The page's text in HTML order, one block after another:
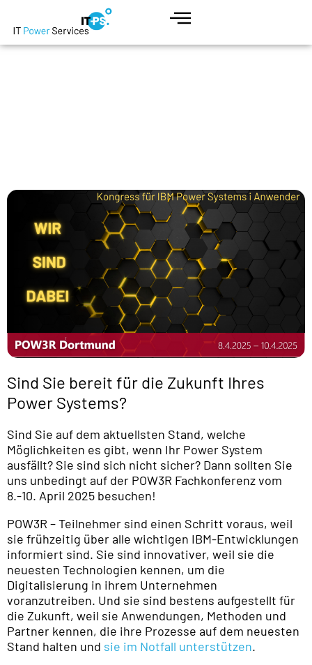
Sind Sie bereit für die Zukunft Ihres
Power Systems?
Sind Sie auf dem aktuellsten Stand, welche
Möglichkeiten es gibt, wenn Ihr Power System
ausfällt? Sie sind sich nicht sicher? Dann sollten Sie
uns unbedingt auf der POW3R Fachkonferenz vom
8.-10. April 2025 besuchen!
POW3R – Teilnehmer sind einen Schritt voraus, weil
sie frühzeitig über alle wichtigen IBM-Entwicklungen
informiert sind. Sie sind innovativer, weil sie die
neuesten Technologien kennen, um die
Digitalisierung in ihrem Unternehmen
voranzutreiben. Und sie sind bestens aufgestellt für
die Zukunft, weil sie Anwendungen, Methoden und
Partner kennen, die ihre Prozesse auf dem neuesten
Stand halten und sie im Notfall unterstützen.